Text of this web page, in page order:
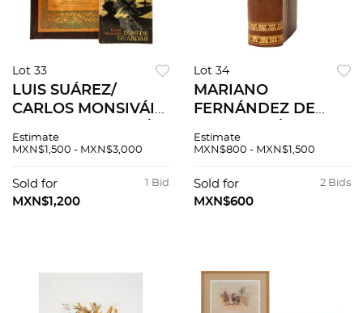
Lot 33
LUIS SUÁREZ/
CARLOS MONSIVÁIS.
/ DÍAS DE GUARDAR.
Firmados y dediados
por los autores.
Estimate
MXN$1,500 - MXN$3,000
1 Bid
Sold for
MXN$1,200
Lot 34
MARIANO
FERNÁNDEZ DE
HISTORIA DE LA
CIUDAD DE PUEBLA
DE LOS ÁNGELES.
Estimate
MXN$800 - MXN$1,500
2 Bids
Sold for
MXN$600